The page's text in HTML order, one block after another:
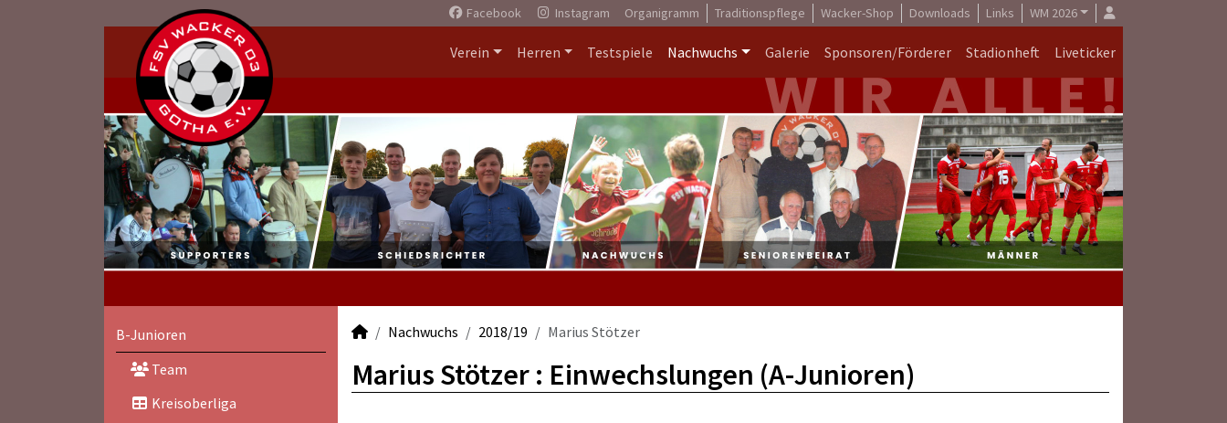
Facebook Instagram Organigramm Traditionspflege Wacker-Shop Downloads Links WM 2026
Verein Herren Testspiele Nachwuchs Galerie Sponsoren/Förderer Stadionheft Liveticker
B-Junioren
Team
Kreisoberliga
Nachwuchs 2018/19 Marius Stötzer
Marius Stötzer : Einwechslungen (A-Junioren)